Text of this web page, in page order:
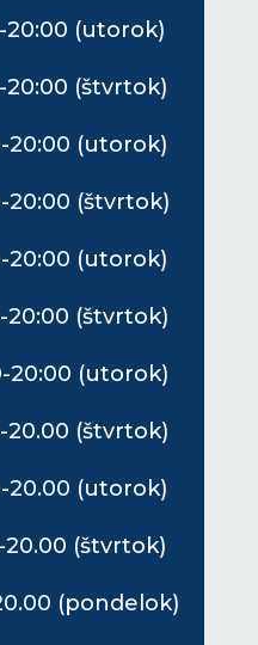
20:00 (utorok)
20:00 (štvrtok)
20:00 (utorok)
20:00 (štvrtok)
20:00 (utorok)
20:00 (štvrtok)
20:00 (utorok)
20.00 (štvrtok)
20.00 (utorok)
20.00 (štvrtok)
(pondelok)